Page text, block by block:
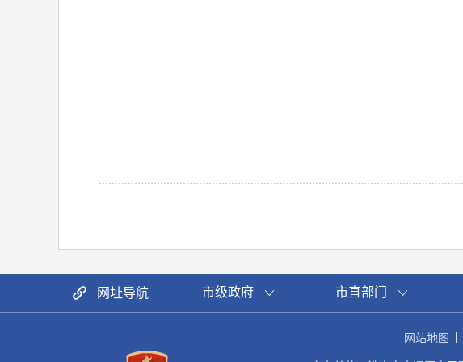
网址导航 市级政府 市直部门
网站地图